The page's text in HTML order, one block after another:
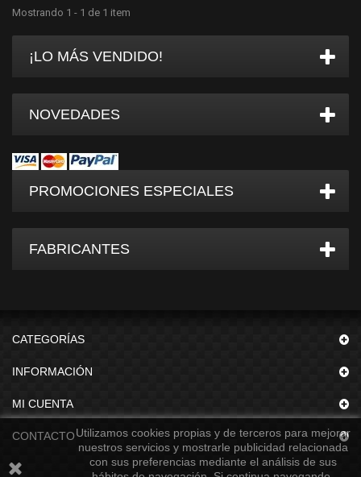
Mostrando 1 - 1 de 1 item
¡LO MÁS VENDIDO!
NOVEDADES
PROMOCIONES ESPECIALES
FABRICANTES
CATEGORÍAS
INFORMACIÓN
MI CUENTA
CONTACTOUtilizamos cookies propias y de terceros para mejorar
nuestros servicios y mostrarle publicidad relacionada
con sus preferencias mediante el análisis de sus